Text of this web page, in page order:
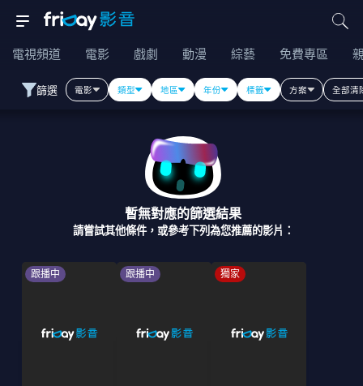
電視頻道 電影 戲劇 動漫 綜藝 免費專區
篩選 電影 類型 地區 年份 標籤 方案 全部清
暫無對應的篩選結果
請嘗試其他條件，或參考下列為您推薦的影片：
跟播中 跟播中 獨家